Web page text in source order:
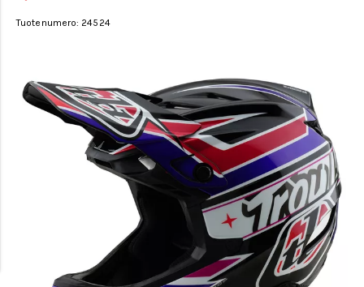
Tuotenumero: 24524